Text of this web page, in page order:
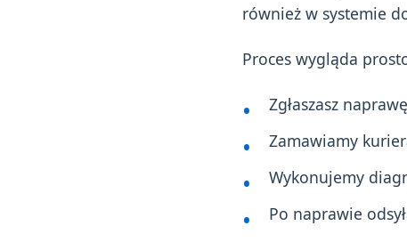
również w systemie
Proces wygląda
Zgłaszasz
Zamawiamy
Wykonujemy
Po naprawie